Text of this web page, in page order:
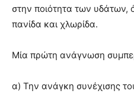
στην ποιότητα των υδάτων,
πανίδα και χλωρίδα.
Μία πρώτη ανάγνωση
α) Την ανάγκη συνέχισης